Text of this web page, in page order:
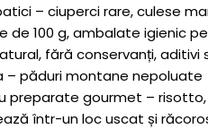
– ciuperci rare, culese
de 100 g, ambalate igienic
fără conservanți,
– păduri montane nepoluate
preparate gourmet – risotto,
într-un loc uscat și